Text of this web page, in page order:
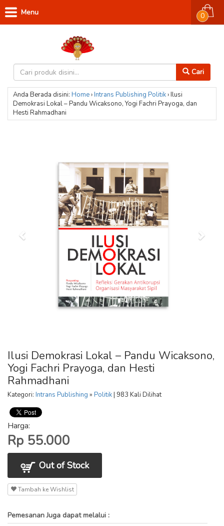
Cari
0
Menu
Anda Berada disini: Home›Intrans Publishing Politik›Ilusi
Demokrasi Lokal – Pandu Wicaksono, Yogi Fachri Prayoga, dan
Hesti Rahmadhani
Ilusi Demokrasi Lokal – Pandu Wicaksono,
Yogi Fachri Prayoga, dan Hesti
Rahmadhani
Kategori: Intrans Publishing » Politik| 983 Kali Dilihat
Harga:
Rp 55.000
Out of Stock
Tambah ke Wishlist
Pemesanan Juga dapat melalui :